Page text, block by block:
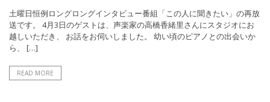
土曜日恒例ロングロングインタビュー番組「この人に聞きたい」の再放
送です。 4月3日のゲストは、声楽家の高橋香緒里さんにスタジオにお
越しいただき、 お話をお伺いしました。 幼い頃のピアノとの出会いか
ら、 […]
READ MORE